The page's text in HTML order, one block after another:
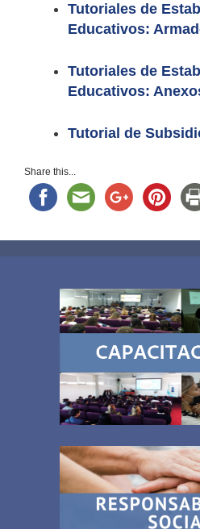
Tutoriales de
Educativos:
Tutoriales de
Educativos:
Tutorial de
Share this...